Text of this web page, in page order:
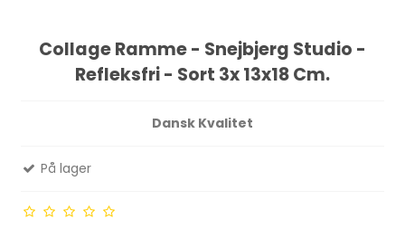
Collage Ramme - Snejbjerg Studio -
Refleksfri - Sort 3x 13x18 Cm.
Dansk Kvalitet
På lager